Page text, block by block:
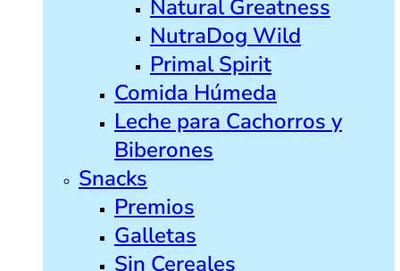
Natural Greatness
NutraDog Wild
Primal Spirit
Comida Húmeda
Leche para Cachorros y
Biberones
Snacks
Premios
Galletas
Sin Cereales